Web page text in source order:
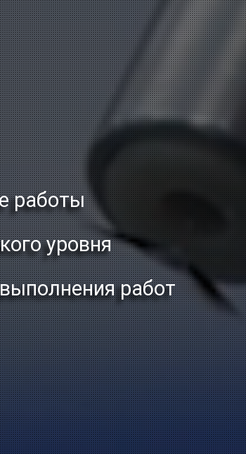
работы
уровня
работ